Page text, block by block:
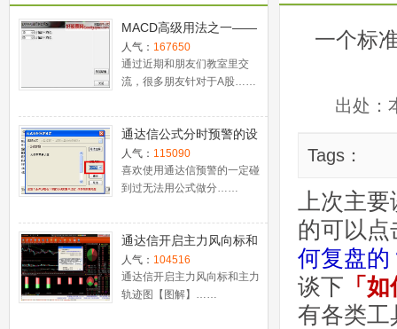
MACD高级用法之一——
稳健买入法+2点卖出法
人气： 167650
通过近期和朋友们教室里交
流，很多朋友针对于A股……
通达信公式分时预警的设
置
人气： 115090
喜欢使用通达信预警的一定碰
到过无法用公式做分……
通达信开启主力风向标和
主力轨迹图【图解】
人气： 104516
通达信开启主力风向标和主力
轨迹图【图解】……
一个标
出处：
Tags：
上次主要
的可以
何复盘的
谈下 「 如
有各类工